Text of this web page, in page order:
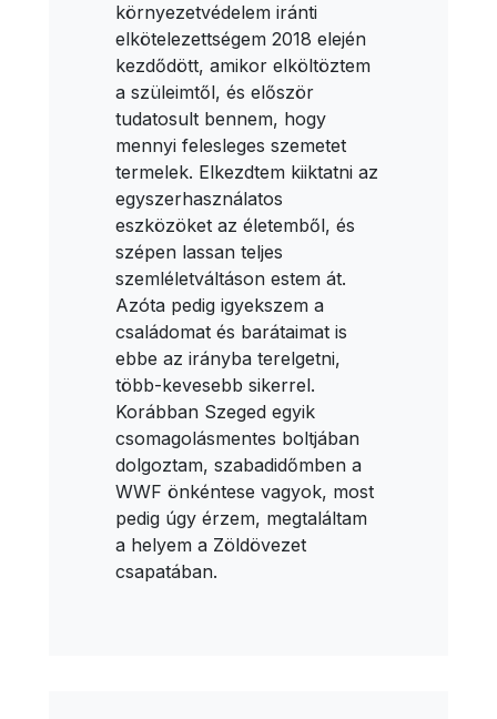
környezetvédelem iránti
elkötelezettségem 2018 elején
kezdődött, amikor elköltöztem
a szüleimtől, és először
tudatosult bennem, hogy
mennyi felesleges szemetet
termelek. Elkezdtem kiiktatni az
egyszerhasználatos
eszközöket az életemből, és
szépen lassan teljes
szemléletváltáson estem át.
Azóta pedig igyekszem a
családomat és barátaimat is
ebbe az irányba terelgetni,
több-kevesebb sikerrel.
Korábban Szeged egyik
csomagolásmentes boltjában
dolgoztam, szabadidőmben a
WWF önkéntese vagyok, most
pedig úgy érzem, megtaláltam
a helyem a Zöldövezet
csapatában.